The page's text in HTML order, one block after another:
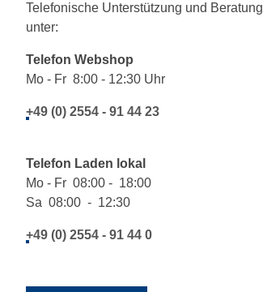
Telefonische Unterstützung und Beratung
unter:
Telefon Webshop
Mo - Fr 8:00 - 12:30 Uhr
+49 (0) 2554 - 91 44 23
Telefon Laden lokal
Mo - Fr 08:00 - 18:00
Sa 08:00 - 12:30
+49 (0) 2554 - 91 44 0